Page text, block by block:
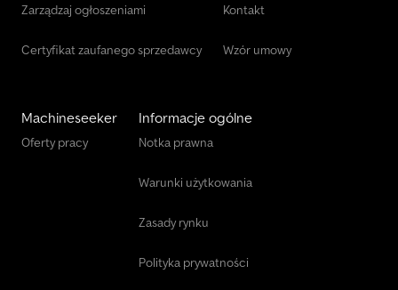
Zarządzaj ogłoszeniami
Certyfikat zaufanego sprzedawcy
Kontakt
Wzór umowy
Machineseeker
Oferty pracy
Informacje ogólne
Notka prawna
Warunki użytkowania
Zasady rynku
Polityka prywatności